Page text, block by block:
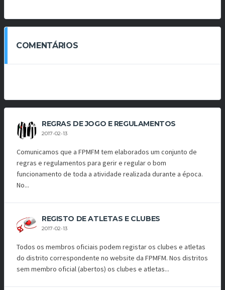
COMENTÁRIOS
REGRAS DE JOGO E REGULAMENTOS
2017-02-13
Comunicamos que a FPMFM tem elaborados um conjunto de
regras e regulamentos para gerir e regular o bom
funcionamento de toda a atividade realizada durante a época.
No...
REGISTO DE ATLETAS E CLUBES
2017-02-13
Todos os membros oficiais podem registar os clubes e atletas
do distrito correspondente no website da FPMFM. Nos distritos
sem membro oficial (abertos) os clubes e atletas...